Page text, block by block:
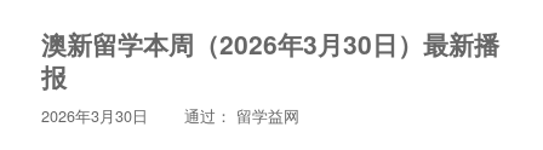
澳新留学本周（2026年3月30日）最新播
报
2026年3月30日 通过： 留学益网